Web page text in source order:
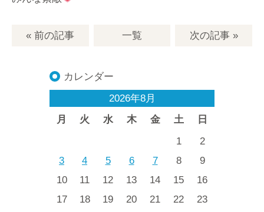
« 前の記事 一覧 次の記事»
カレンダー
2026年8月
月
火 水 木 金 土 日
1
2
3
4 5 6 7 8
9
10
11 12 13 14 15
16
17
18 19 20 21 22
23